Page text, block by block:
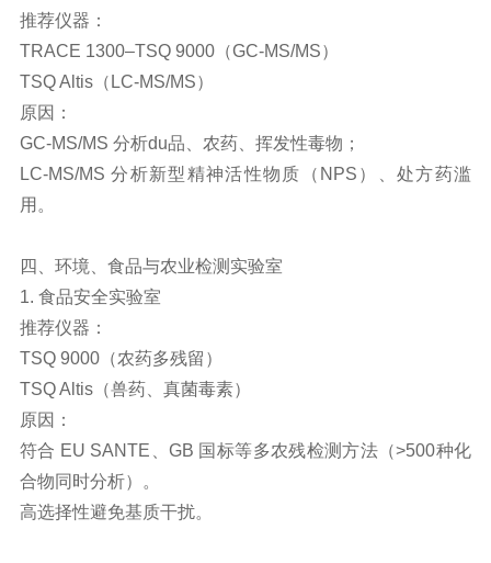
推荐仪器：
TRACE 1300–TSQ 9000（GC-MS/MS）
TSQ Altis（LC-MS/MS）
原因：
GC-MS/MS 分析du品、农药、挥发性毒物；
LC-MS/MS 分析新型精神活性物质（NPS）、处方药滥
用。
四、环境、食品与农业检测实验室
1. 食品安全实验室
推荐仪器：
TSQ 9000（农药多残留）
TSQ Altis（兽药、真菌毒素）
原因：
符合 EU SANTE、GB 国标等多农残检测方法（>500种化
合物同时分析）。
高选择性避免基质干扰。